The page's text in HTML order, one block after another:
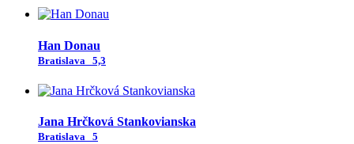
Han Donau
Bratislava 5,3
Jana Hrčková Stankovianska
Bratislava 5